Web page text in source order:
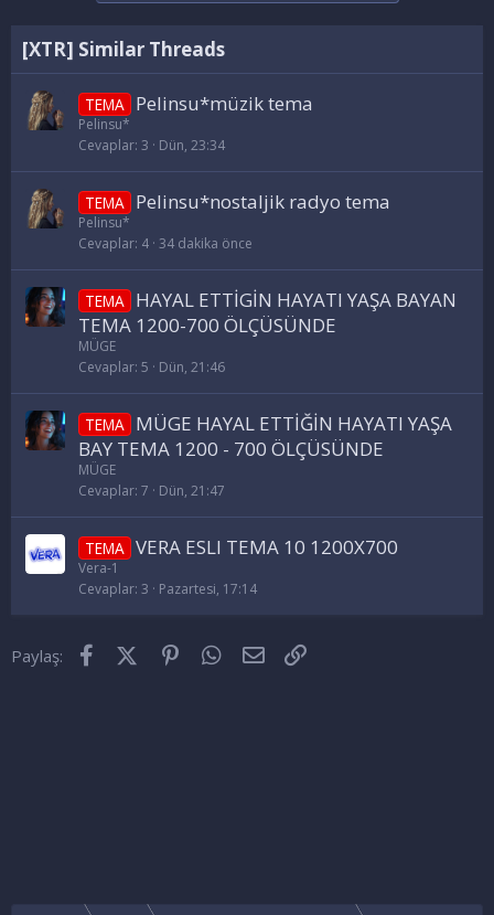
[XTR] Similar Threads
TEMA Pelinsu*müzik tema
Pelinsu*
Cevaplar 3 Dün, 23:34
TEMA Pelinsu*nostaljik radyo tema
Pelinsu*
Cevaplar 4 34 dakika önce
TEMA
HAYAL ETTİGİN HAYATI YAŞA BAYAN
TEMA 1200-700 ÖLÇÜSÜNDE
MÜGE
Cevaplar 5 Dün, 21:46
TEMA
MÜGE HAYAL ETTİĞİN HAYATI YAŞA
BAY TEMA 1200 - 700 ÖLÇÜSÜNDE
MÜGE
Cevaplar 7 Dün, 21:47
TEMA VERA ESLI TEMA 10 1200X700
Vera-1
Cevaplar 3 Pazartesi, 17:14
Paylaş: FacebookX (Twitter)PinterestWhatsApp
E-posta